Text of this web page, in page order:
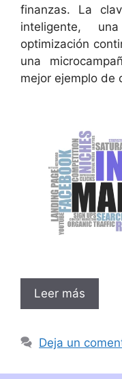
finanzas. La
inteligente,
optimización
una
mejor ejemplo de
Leer más
Deja un